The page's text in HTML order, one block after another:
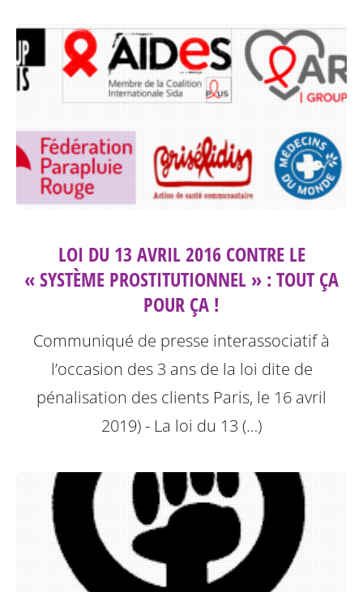
LOI DU 13 AVRIL 2016 CONTRE LE
« SYSTÈME PROSTITUTIONNEL » : TOUT ÇA
POUR ÇA !
Communiqué de presse interassociatif à
l’occasion des 3 ans de la loi dite de
pénalisation des clients Paris, le 16 avril
2019) - La loi du 13 (…)